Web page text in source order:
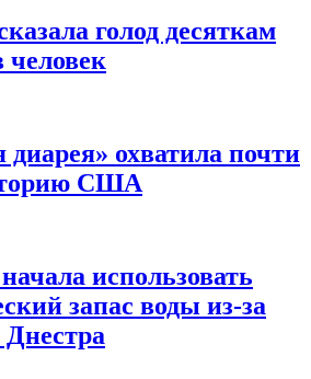
голод десяткам
охватила почти
США
использовать
запас воды из-за